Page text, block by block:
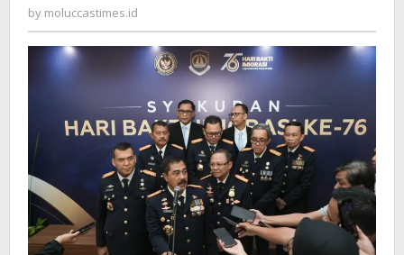
by moluccastimes.id